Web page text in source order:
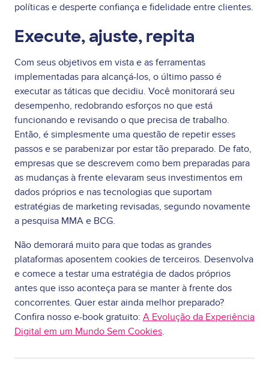
políticas e desperte confiança e fidelidade entre clientes.
Execute, ajuste, repita
Com seus objetivos em vista e as ferramentas
implementadas para alcançá-los, o último passo é
executar as táticas que decidiu. Você monitorará seu
desempenho, redobrando esforços no que está
funcionando e revisando o que precisa de trabalho.
Então, é simplesmente uma questão de repetir esses
passos e se parabenizar por estar tão preparado. De fato,
empresas que se descrevem como bem preparadas para
as mudanças à frente elevaram seus investimentos em
dados próprios e nas tecnologias que suportam
estratégias de marketing revisadas, segundo novamente
a pesquisa MMA e BCG.
Não demorará muito para que todas as grandes
plataformas aposentem cookies de terceiros. Desenvolva
e comece a testar uma estratégia de dados próprios
antes que isso aconteça para se manter à frente dos
concorrentes. Quer estar ainda melhor preparado?
Confira nosso e-book gratuito: A Evolução da Experiência
Digital em um Mundo Sem Cookies.